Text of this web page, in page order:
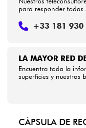
LA MAYOR RED
Encuentra toda la
superficies y nuestras
para responder todas
+33 181 930
CÁPSULA DE